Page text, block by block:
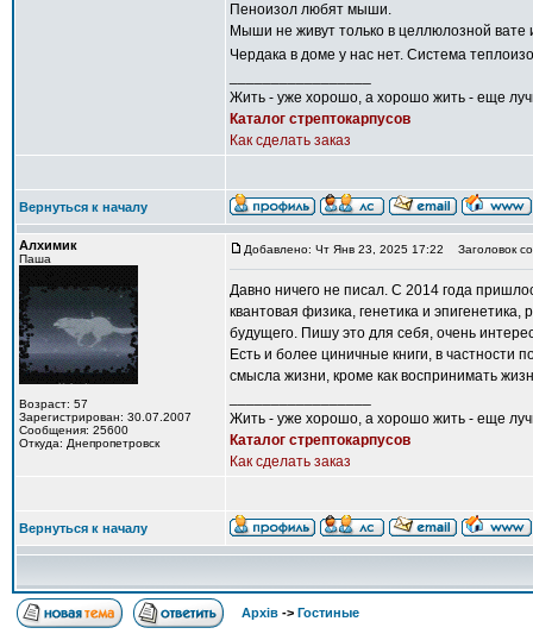
Пеноизол любят мыши.
Мыши не живут только в целлюлозной вате
Чердака в доме у нас нет. Система
Жить - уже хорошо, а хорошо жить - еще
Каталог стрептокарпусов
Как сделать заказ
Вернуться к началу
Алхимик
Паша
Возраст: 57
Зарегистрирован: 30.07.2007
Сообщения: 25600
Откуда: Днепропетровск
Добавлено: Чт Янв 23, 2025 17:22 Заголовок
Давно ничего не писал. С 2014 года
квантовая физика, генетика и
будущего. Пишу это для себя, очень
Есть и более циничные книги, в частности
смысла жизни, кроме как воспринимать
Жить - уже хорошо, а хорошо жить - еще
Каталог стрептокарпусов
Как сделать заказ
Вернуться к началу
Архів -> Гостиные